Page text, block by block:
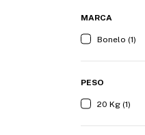
MARCA
Bonelo (1)
PESO
20 Kg (1)